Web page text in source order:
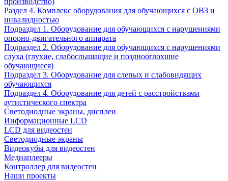
Раздел 4. Комплекс оборудования для обучающихся с ОВЗ и
инвалидностью
Подраздел 1. Оборудование для обучающихся с нарушениями
опорно-двигательного аппарата
Подраздел 2. Оборудование для обучающихся с нарушениями
слуха (глухие, слабослышащие и позднооглохшие
обучающиеся)
Подраздел 3. Оборудование для слепых и слабовидящих
обучающихся
Подраздел 4. Оборудование для детей с расстройствами
аутистического спектра
Светодиодные экраны, дисплеи
Информационные LCD
LCD для видеостен
Светодиодные экраны
Видеокубы для видеостен
Медиаплееры
Контроллер для видеостен
Наши проекты